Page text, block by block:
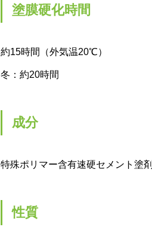
塗膜硬化時間
約15時間（外気温20℃）
冬：約20時間
成分
特殊ポリマー含有速硬セメント塗剤
性質